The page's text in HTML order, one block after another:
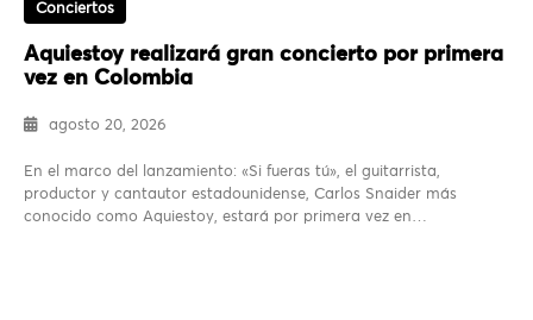
Conciertos
Aquiestoy realizará gran concierto por primera
vez en Colombia
agosto 20, 2026
En el marco del lanzamiento: «Si fueras tú», el guitarrista,
productor y cantautor estadounidense, Carlos Snaider más
conocido como Aquiestoy, estará por primera vez en…